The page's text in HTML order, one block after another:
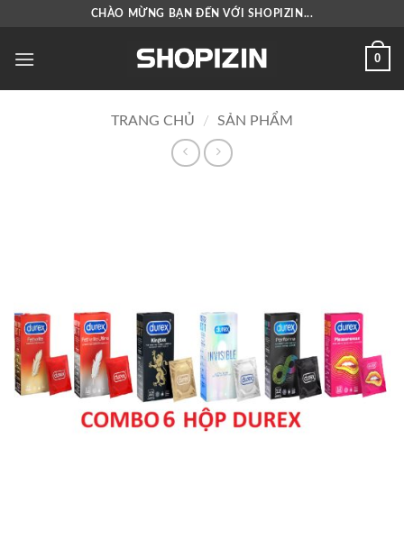
nội
CHÀO MỪNG BẠN ĐẾN VỚI SHOPIZIN...
0
TRANG CHỦ / SẢN PHẨM